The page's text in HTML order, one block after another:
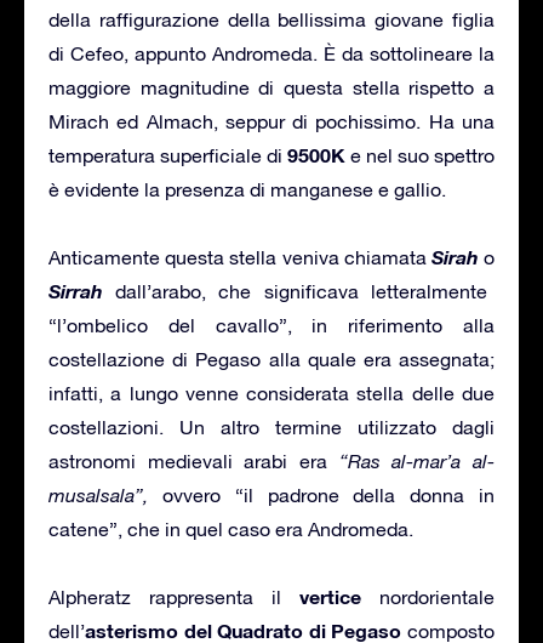
della raffigurazione della bellissima giovane figlia
di Cefeo, appunto Andromeda. È da sottolineare la
maggiore magnitudine di questa stella rispetto a
Mirach ed Almach, seppur di pochissimo. Ha una
temperatura superficiale di 9500K e nel suo spettro
è evidente la presenza di manganese e gallio.
Anticamente questa stella veniva chiamata Sirah o
Sirrah dall’arabo, che significava letteralmente
“l’ombelico del cavallo”, in riferimento alla
costellazione di Pegaso alla quale era assegnata;
infatti, a lungo venne considerata stella delle due
costellazioni. Un altro termine utilizzato dagli
astronomi medievali arabi era “Ras al-mar’a al-
musalsala”,
ovvero “il padrone della donna in
catene”, che in quel caso era Andromeda.
Alpheratz rappresenta il vertice nordorientale
dell’asterismo del Quadrato di Pegaso composto